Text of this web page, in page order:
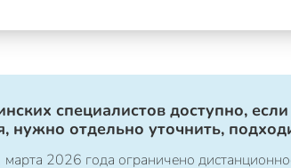
специалистов доступно,
нужно отдельно уточнить,
2026 года ограничено